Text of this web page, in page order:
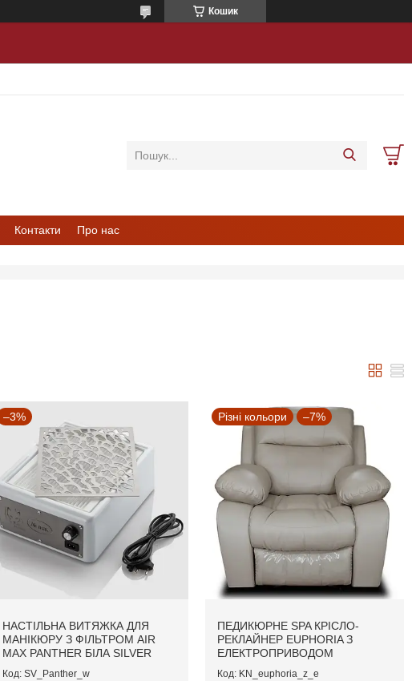
Кошик
Контакти Про нас
–3%
НАСТІЛЬНА ВИТЯЖКА ДЛЯ
МАНІКЮРУ З ФІЛЬТРОМ AIR
MAX PANTHER БІЛА SILVER
SV_Panther_w
Різні кольори –7%
ПЕДИКЮРНЕ SPA КРІСЛО-
РЕКЛАЙНЕР EUPHORIA З
ЕЛЕКТРОПРИВОДОМ
KN_euphoria_z_e